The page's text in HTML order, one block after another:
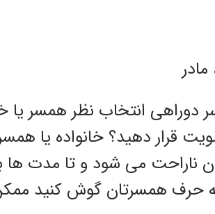
انتخاب نظر همسر یا
قرار دهید؟ خانواده یا
ناراحت می شود و تا مدت
حرف همسرتان گوش کنید